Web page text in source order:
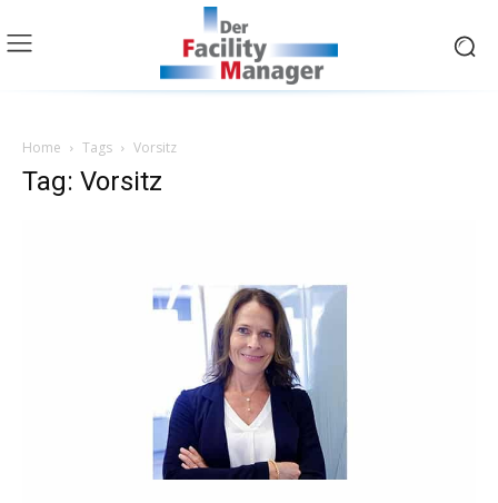
Home Tags Vorsitz
Tag: Vorsitz